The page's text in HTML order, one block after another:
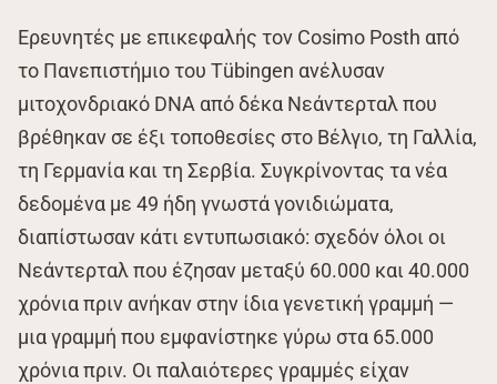
Ερευνητές με επικεφαλής τον Cosimo Posth από
το Πανεπιστήμιο του Τübingen ανέλυσαν
μιτοχονδριακό DNA από δέκα Νεάντερταλ που
βρέθηκαν σε έξι τοποθεσίες στο Βέλγιο, τη Γαλλία,
τη Γερμανία και τη Σερβία. Συγκρίνοντας τα νέα
δεδομένα με 49 ήδη γνωστά γονιδιώματα,
διαπίστωσαν κάτι εντυπωσιακό: σχεδόν όλοι οι
Νεάντερταλ που έζησαν μεταξύ 60.000 και 40.000
χρόνια πριν ανήκαν στην ίδια γενετική γραμμή —
μια γραμμή που εμφανίστηκε γύρω στα 65.000
χρόνια πριν. Οι παλαιότερες γραμμές είχαν